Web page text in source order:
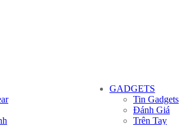
GADGETS
Tin Gadgets
Đánh Giá
Trên Tay